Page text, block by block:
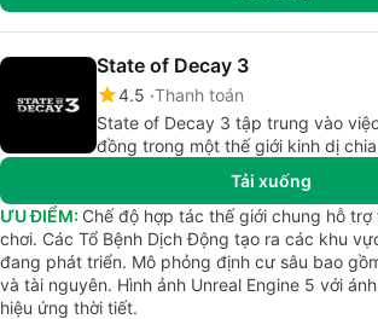
State of Decay 3
4.5 Thanh toán
State of Decay 3 tập trung vào
đồng trong một thế giới kinh dị
Tải xuống
ƯU ĐIỂM: Chế độ hợp tác thế giới chung hỗ
chơi. Các Tổ Bệnh Dịch Động tạo ra các khu
đang phát triển. Mô phỏng định cư sâu bao
và tài nguyên. Hình ảnh Unreal Engine 5 với
hiệu ứng thời tiết.